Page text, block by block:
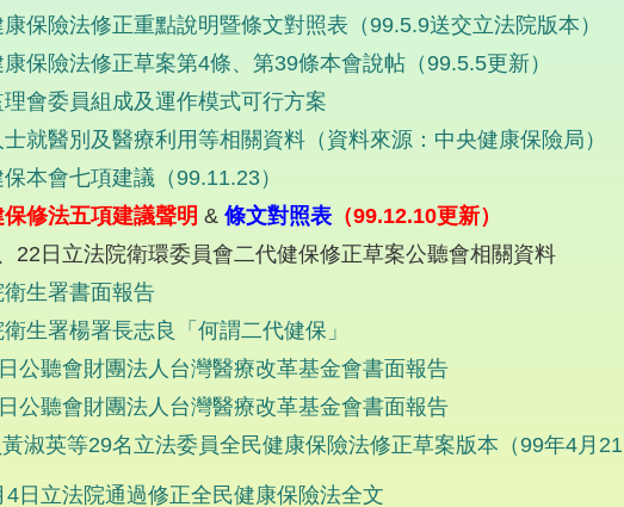
保險法修正重點說明暨條文對照表（99.5.9送交立法院版本）
保險法修正草案第4條、第39條本會說帖（99.5.5更新）
會委員組成及運作模式可行方案
就醫別及醫療利用等相關資料（資料來源：中央健康保險局）
本會七項建議（99.11.23）
修法五項建議聲明 & 條文對照表（99.12.10更新）
22日立法院衛環委員會二代健保修正草案公聽會相關資料
生署書面報告
生署楊署長志良「何謂二代健保」
公聽會財團法人台灣醫療改革基金會書面報告
公聽會財團法人台灣醫療改革基金會書面報告
淑英等29名立法委員全民健康保險法修正草案版本（99年4月21
4日立法院通過修正全民健康保險法全文